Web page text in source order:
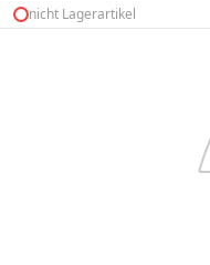
nicht Lagerartikel